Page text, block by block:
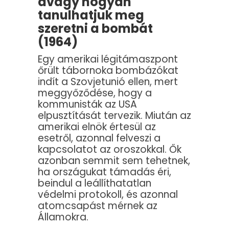
tanulhatjuk meg
szeretni a bombát
(1964)
Egy amerikai légitámaszpont
őrült tábornoka bombázókat
indít a Szovjetunió ellen, mert
meggyőződése, hogy a
kommunisták az USA
elpusztítását tervezik. Miután az
amerikai elnök értesül az
esetről, azonnal felveszi a
kapcsolatot az oroszokkal. Ők
azonban semmit sem tehetnek,
ha országukat támadás éri,
beindul a leállíthatatlan
védelmi protokoll, és azonnal
atomcsapást mérnek az
Államokra.